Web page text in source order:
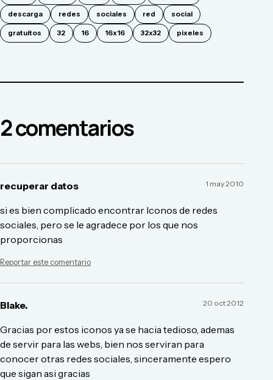
descarga redes sociales red social
gratuitos 32 16 16x16 32x32 pixeles
2comentarios
recuperar datos 1 may 2010
si es bien complicado encontrar Iconos de redes
sociales, pero se le agradece por los que nos
proporcionas
Reportar este comentario
Blake. 20 oct 2012
Gracias por estos iconos ya se hacia tedioso, ademas
de servir para las webs, bien nos serviran para
conocer otras redes sociales, sinceramente espero
que sigan asi gracias